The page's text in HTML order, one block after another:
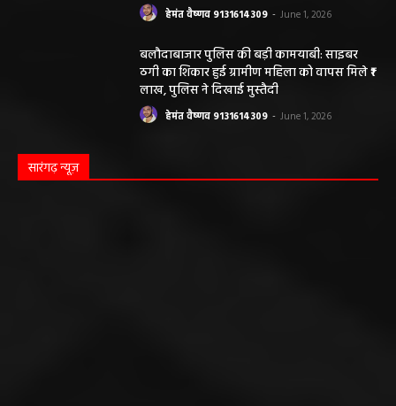
हेमंत वैष्णव 9131614309 - June 1, 2026
बलौदाबाजार पुलिस की बड़ी कामयाबी: साइबर
ठगी का शिकार हुई ग्रामीण महिला को वापस मिले ₹1
लाख, पुलिस ने दिखाई मुस्तैदी
हेमंत वैष्णव 9131614309 - June 1, 2026
सारंगढ़ न्यूज़